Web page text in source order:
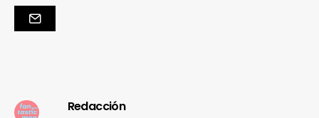
Redacción